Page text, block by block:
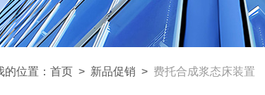
的位置： 首页 > 新品促销 > 费托合成浆态床装置